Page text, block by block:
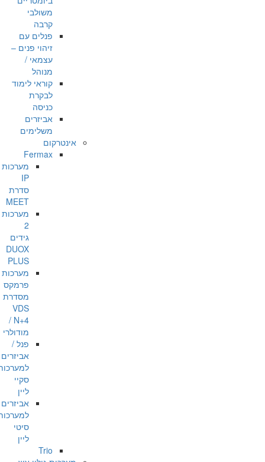
משולבי
קרבה
פנלים עם
זיהוי פנים –
עצמאי /
מנוהל
קוראי לימוד
לבקרת
כניסה
אביזרים
משלימים
אינטרקום
Fermax
מערכות
IP
סדרת
MEET
מערכות
2
גידים
DUOX
PLUS
מערכות
פרמקס
מסדרת
VDS
/ N+4
מודולרי
פנל /
אביזרים
סקיי
ליין
אביזרים
סיטי
ליין
Trio